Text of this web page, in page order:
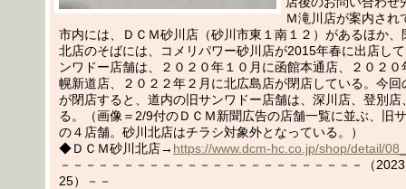
Ｍ滝川店が案内さ
市内には、ＤＣＭ砂川店（砂川市東１南１２）があるほか、
北店のそばには、コメリパワー砂川店が2015年春に出店し
ンワドー店舗は、２０２０年１０月に函館本通店、２０２０
幌新道店、２０２２年２月に北広島店が閉店している。今回
が閉店すると、道内の旧サンワドー店舗は、深川店、登別店
る。（画像＝2/9付のＤＣＭ新聞広告の店舗一覧に並ぶ、旧
の４店舗。砂川北店はチラシ対象外となっている。）
◆ＤＣＭ砂川北店→ https://www.dcm-hc.co.jp/shop/detail/
－－－－－－－－－－－－－－－－－－－－－－－－（
25）－－